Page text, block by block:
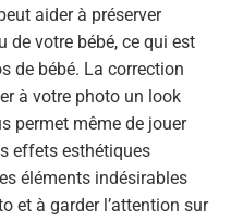
aider à préserver
de votre bébé, ce qui est
de bébé. La correction
à votre photo un look
permet même de jouer
effets esthétiques
éléments indésirables
et à garder l’attention sur